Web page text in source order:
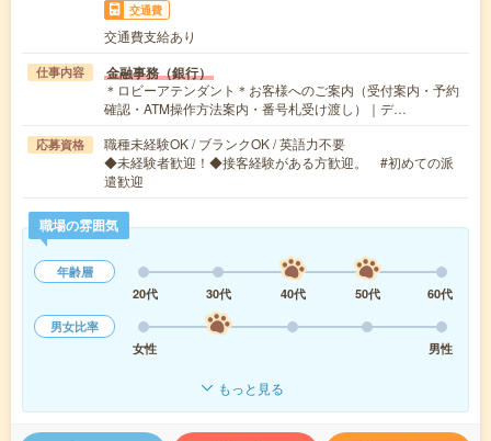
交通費
交通費支給あり
仕事内容 金融事務（銀行）
＊ロビーアテンダント＊お客様へのご案内（受付案内・予約
確認・ATM操作方法案内・番号札受け渡し）｜デ…
応募資格
職種未経験OK / ブランクOK / 英語力不要
◆未経験者歓迎！◆接客経験がある方歓迎。 #初めての派
遣歓迎
職場の雰囲気
年齢層
20代
30代 40代 50代
60代
男女比率
女性
男性
もっと見る